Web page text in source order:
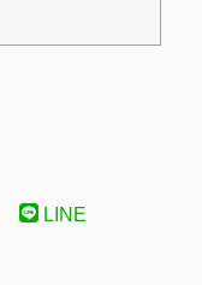
LINE